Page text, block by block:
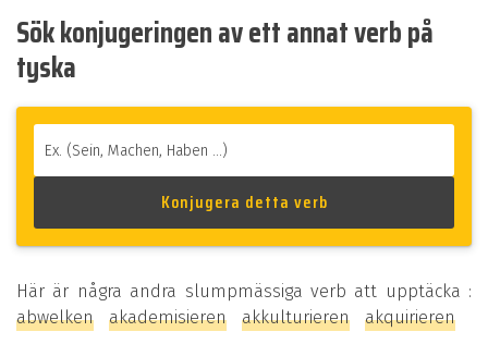
Sök konjugeringen av ett annat verb på
tyska
Här är några andra slumpmässiga verb att upptäcka :
abwelken
akademisieren akkulturieren
akquirieren